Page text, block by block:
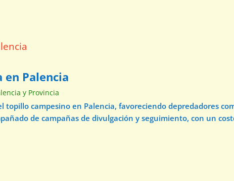
Palencia
y Provincia
campesino en Palencia, favoreciendo depredadores
de campañas de divulgación y seguimiento, con un